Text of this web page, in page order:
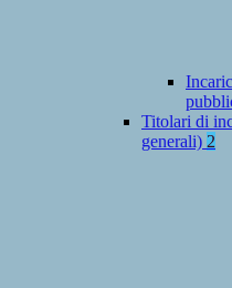
Titolari di
generali) 2